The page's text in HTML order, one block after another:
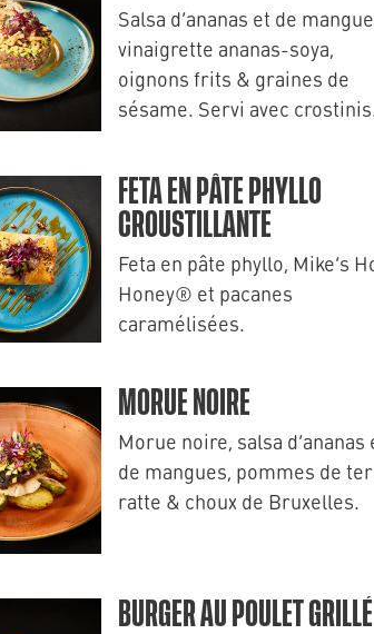
Salsa d’ananas et de
vinaigrette ananas-soya,
oignons frits & graines de
sésame. Servi avec
FETA EN PÂTE PHYLLO
CROUSTILLANTE
Feta en pâte phyllo, Mike’s
Honey® et pacanes
caramélisées.
MORUE NOIRE
Morue noire, salsa d’ananas
de mangues, pommes de
ratte & choux de Bruxelles.
BURGER AU POULET GRILLÉ